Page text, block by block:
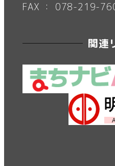
FAX ： 078-219-
関連